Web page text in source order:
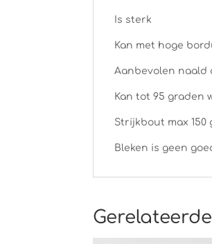
Is sterk
Kan met hoge
Aanbevolen naald
Kan tot 95 graden
Strijkbout max 150
Bleken is geen